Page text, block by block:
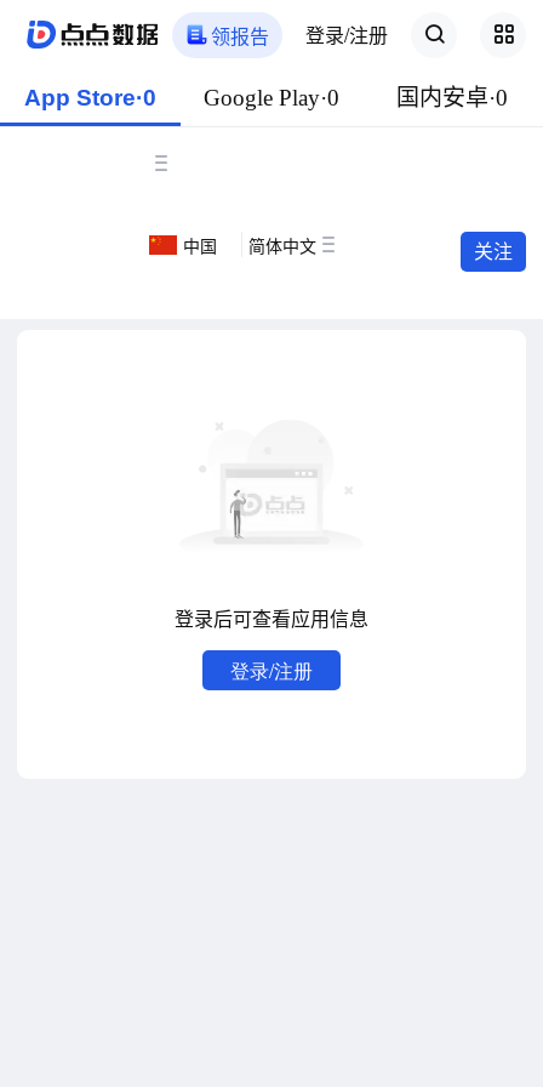
领报告 登录/注册
App Store·0 Google Play·0 国内安卓·0
中国 简体中文 关注
登录后可查看应用信息
登录/注册